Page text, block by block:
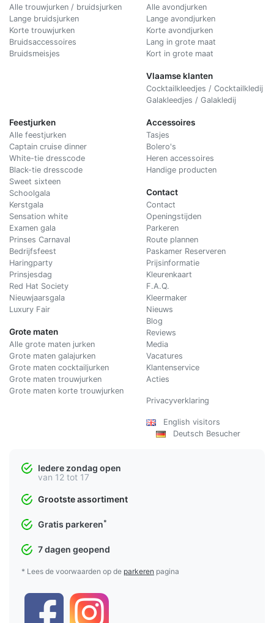
Alle trouwjurken / bruidsjurken
Lange bruidsjurken
Korte trouwjurken
Bruidsaccessoires
Bruidsmeisjes
Alle avondjurken
Lange avondjurken
Korte avondjurken
Lang in grote maat
Kort in grote maat
Vlaamse klanten
Cocktailkleedjes / Cocktailkledij
Galakleedjes / Galakledij
Feestjurken
Alle feestjurken
Captain cruise dinner
White-tie dresscode
Black-tie dresscode
Sweet sixteen
Schoolgala
Kerstgala
Sensation white
Examen gala
Prinses Carnaval
Bedrijfsfeest
Haringparty
Prinsjesdag
Red Hat Society
Nieuwjaarsgala
Luxury Fair
Grote maten
Alle grote maten jurken
Grote maten galajurken
Grote maten cocktailjurken
Grote maten trouwjurken
Grote maten korte trouwjurken
Accessoires
Tasjes
Bolero's
Heren accessoires
Handige producten
Contact
Contact
Openingstijden
Parkeren
Route plannen
Paskamer Reserveren
Prijsinformatie
Kleurenkaart
F.A.Q.
Kleermaker
Nieuws
Blog
Reviews
Media
Vacatures
Klantenservice
Acties
Privacyverklaring
English visitors
Deutsch Besucher
Iedere zondag open
van 12 tot 17
Grootste assortiment
Gratis parkeren*
7 dagen geopend
* Lees de voorwaarden op de parkeren pagina